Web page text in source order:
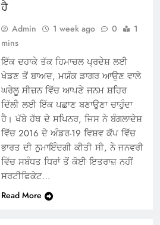
ਹੈ
Admin 1 week ago 0
1
mins
ਇੱਕ ਦਹਾਕੇ ਤੱਕ ਹਿਮਾਚਲ ਪ੍ਰਦੇਸ਼ ਲਈ
ਖੇਡਣ ਤੋਂ ਬਾਅਦ, ਮਯੰਕ ਡਾਗਰ ਆਉਣ ਵਾਲੇ
ਘਰੇਲੂ ਸੀਜ਼ਨ ਵਿੱਚ ਆਪਣੇ ਜਨਮ ਸ਼ਹਿਰ
ਦਿੱਲੀ ਲਈ ਇੱਕ ਪਛਾਣ ਬਣਾਉਣਾ ਚਾਹੁੰਦਾ
ਹੈ। ਖੱਬੇ ਹੱਥ ਦੇ ਸਪਿਨਰ, ਜਿਸ ਨੇ ਬੰਗਲਾਦੇਸ਼
ਵਿੱਚ 2016 ਦੇ ਅੰਡਰ-19 ਵਿਸ਼ਵ ਕੱਪ ਵਿੱਚ
ਭਾਰਤ ਦੀ ਨੁਮਾਇੰਦਗੀ ਕੀਤੀ ਸੀ, ਨੇ ਜਨਵਰੀ
ਵਿੱਚ ਸਬੰਧਤ ਧਿਰਾਂ ਤੋਂ ਕੋਈ ਇਤਰਾਜ਼ ਨਹੀਂ
ਸਰਟੀਫਿਕੇਟ…
Read More